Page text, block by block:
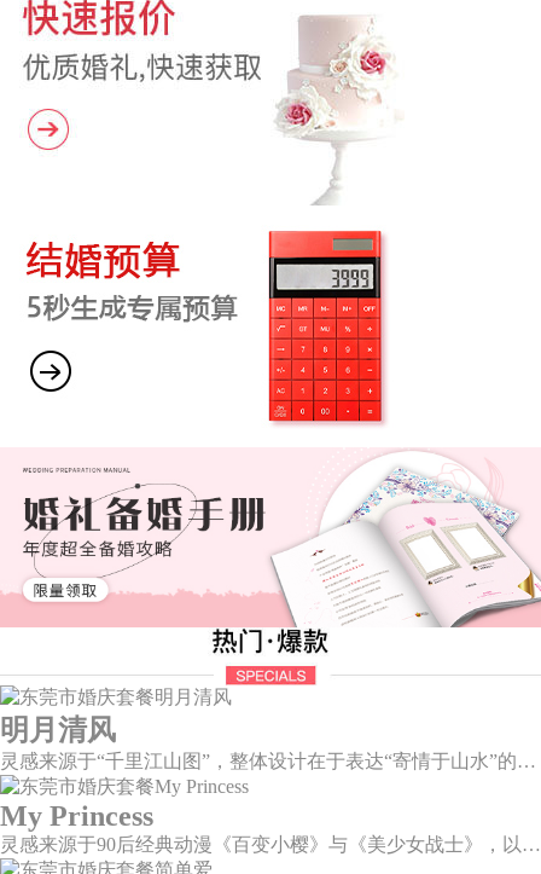
明月清风
灵感来源于“千里江山图”，整体设计在于表达“寄情于山水”的美感，提炼“千里江山图”中自然山水与人文情调，加以现代化轻奢风格元素，打造一场沉浸式新中式风格主题婚礼。
My Princess
灵感来源于90后经典动漫《百变小樱》与《美少女战士》，以柔美梦幻的马卡龙色系为主色调，融合精灵萌宠与星星魔法阵等元素，为遗落凡间的公主搭建一个召唤王子的舞台。